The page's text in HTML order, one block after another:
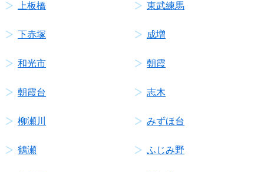
上板橋 東武練馬
下赤塚 成増
和光市 朝霞
朝霞台 志木
柳瀬川 みずほ台
鶴瀬 ふじみ野